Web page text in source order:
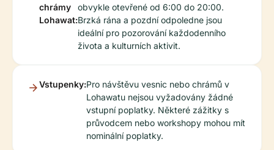
chrámy
Lohawat:
obvykle otevřené od 6:00 do 20:00.
Brzká rána a pozdní odpoledne jsou
ideální pro pozorování každodenního
života a kulturních aktivit.
Vstupenky:Pro návštěvu vesnic nebo chrámů v
Lohawatu nejsou vyžadovány žádné
vstupní poplatky. Některé zážitky s
průvodcem nebo workshopy mohou mít
nominální poplatky.